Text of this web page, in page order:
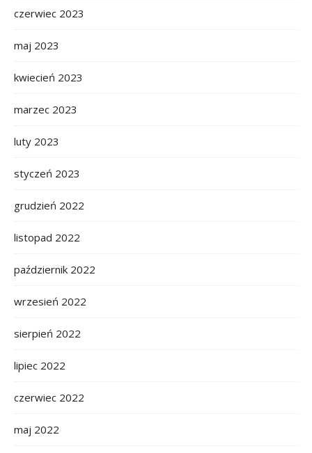
czerwiec 2023
maj 2023
kwiecień 2023
marzec 2023
luty 2023
styczeń 2023
grudzień 2022
listopad 2022
październik 2022
wrzesień 2022
sierpień 2022
lipiec 2022
czerwiec 2022
maj 2022